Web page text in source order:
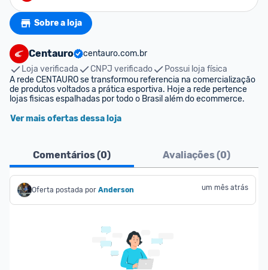
Sobre a loja
Centauro
centauro.com.br
Loja verificada
CNPJ verificado
Possui loja física
A rede CENTAURO se transformou referencia na comercialização
de produtos voltados a prática esportiva. Hoje a rede pertence
lojas fisicas espalhadas por todo o Brasil além do ecommerce.
Ver mais ofertas dessa loja
Comentários (0) Avaliações (0)
Oferta postada por Anderson um mês atrás